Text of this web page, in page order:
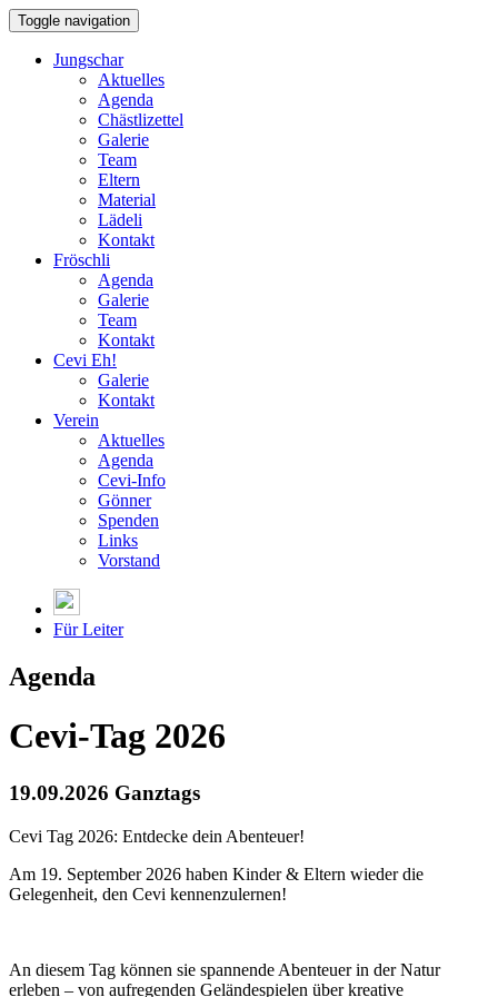
Toggle navigation
Jungschar
Aktuelles
Agenda
Chästlizettel
Galerie
Team
Eltern
Material
Lädeli
Kontakt
Fröschli
Agenda
Galerie
Team
Kontakt
Cevi Eh!
Galerie
Kontakt
Verein
Aktuelles
Agenda
Cevi-Info
Gönner
Spenden
Links
Vorstand
Für Leiter
Agenda
Cevi-Tag 2026
19.09.2026 Ganztags
Cevi Tag 2026: Entdecke dein Abenteuer!
Am 19. September 2026 haben Kinder & Eltern wieder die
Gelegenheit, den Cevi kennenzulernen!
An diesem Tag können sie spannende Abenteuer in der Natur
erleben – von aufregenden Geländespielen über kreative